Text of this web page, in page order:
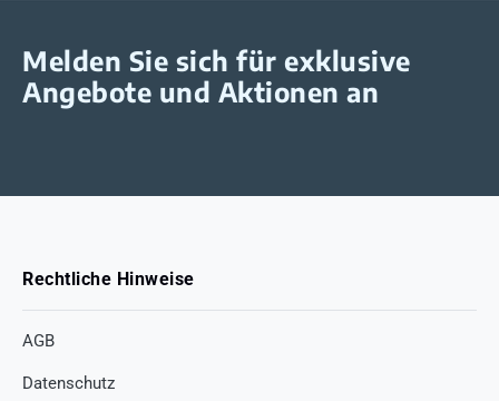
Melden Sie sich für exklusive
Angebote und Aktionen an
Rechtliche Hinweise
AGB
Datenschutz